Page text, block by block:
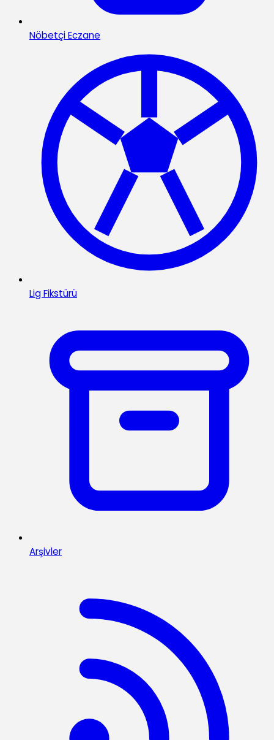
Nöbetçi Eczane
Lig Fikstürü
Arşivler